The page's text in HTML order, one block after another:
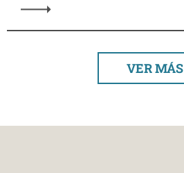
VER MÁS